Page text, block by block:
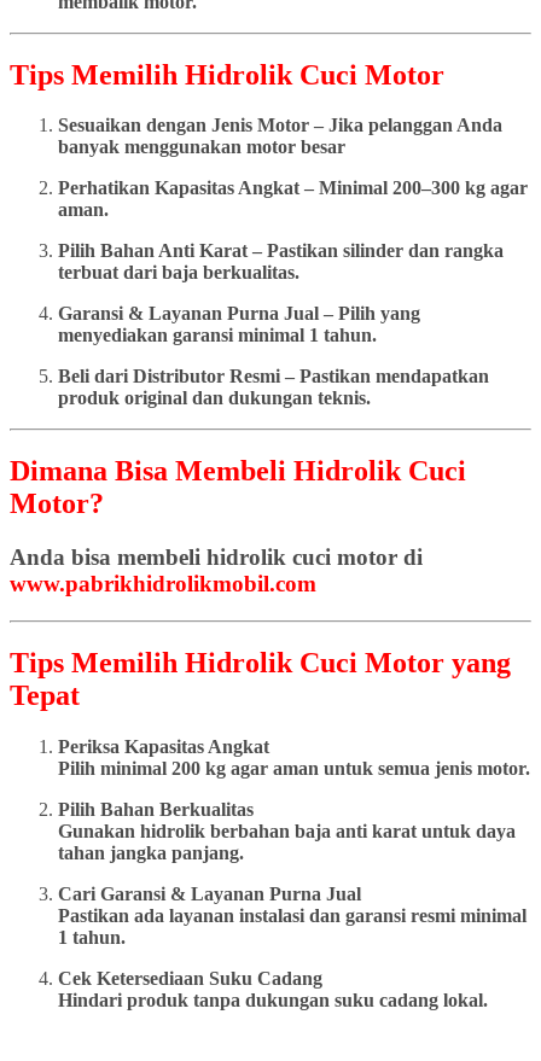
Tips Memilih Hidrolik Cuci Motor
Sesuaikan dengan Jenis Motor – Jika pelanggan Anda
banyak menggunakan motor besar
Perhatikan Kapasitas Angkat – Minimal 200–300 kg agar
aman.
Pilih Bahan Anti Karat – Pastikan silinder dan rangka
terbuat dari baja berkualitas.
Garansi & Layanan Purna Jual – Pilih yang
menyediakan garansi minimal 1 tahun.
Beli dari Distributor Resmi – Pastikan mendapatkan
produk original dan dukungan teknis.
Dimana Bisa Membeli Hidrolik Cuci
Motor?
Anda bisa membeli hidrolik cuci motor di
www.pabrikhidrolikmobil.com
Tips Memilih Hidrolik Cuci Motor yang
Tepat
Periksa Kapasitas Angkat
Pilih minimal 200 kg agar aman untuk semua jenis motor.
Pilih Bahan Berkualitas
Gunakan hidrolik berbahan baja anti karat untuk daya
tahan jangka panjang.
Cari Garansi & Layanan Purna Jual
Pastikan ada layanan instalasi dan garansi resmi minimal
1 tahun.
Cek Ketersediaan Suku Cadang
Hindari produk tanpa dukungan suku cadang lokal.